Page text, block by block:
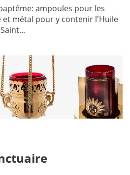
ampoules pour les
et métal pour y contenir l'Huile